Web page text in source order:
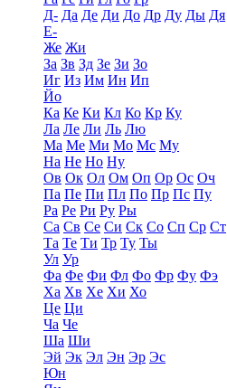
Д- Да Де Ди До Др Ду Ды Дя
Е-
Же Жи
За Зв Зд Зе Зи Зо
Иг Из Им Ин Ип
Йо
Ка Ке Ки Кл Ко Кр Ку
Ла Ле Ли Ль Лю
Ма Ме Ми Мо Мс Му
На Не Но Ну
Ов Ок Ол Ом Оп Ор Ос Оч
Па Пе Пи Пл По Пр Пс Пу
Ра Ре Ри Ру Ры
Са Св Се Си Ск Со Сп Ср Ст
Та Те Ти Тр Ту Ты
Ул Ур
Фа Фе Фи Фл Фо Фр Фу Фэ
Ха Хв Хе Хи Хо
Це Ци
Ча Че
Ша Ши
Эй Эк Эл Эн Эр Эс
Юн